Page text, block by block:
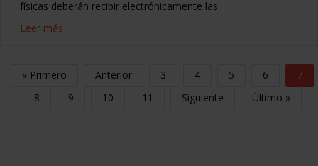
físicas deberán recibir electrónicamente las
Leer más
« Primero Anterior 3 4 5 6
7
8
9 10 11 Siguiente Último »